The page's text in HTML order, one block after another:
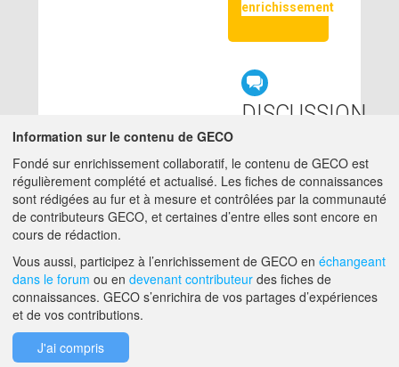
enrichissement
DISCUSSION
null
A PROPOS DE GECO AIDE
F.A.Q.
Information sur le contenu de GECO
Fondé sur enrichissement collaboratif, le contenu de GECO est
régulièrement complété et actualisé. Les fiches de connaissances
sont rédigées au fur et à mesure et contrôlées par la communauté
de contributeurs GECO, et certaines d’entre elles sont encore en
cours de rédaction.
Vous aussi, participez à l’enrichissement de GECO en échangeant
dans le forum ou en devenant contributeur des fiches de
connaissances. GECO s’enrichira de vos partages d’expériences
et de vos contributions.
J'ai compris